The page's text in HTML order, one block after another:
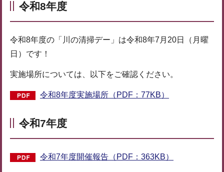
令和8年度
令和8年度の「川の清掃デー」は令和8年7月20日（月曜
日）です！
実施場所については、以下をご確認ください。
令和8年度実施場所（PDF：77KB）
令和7年度
令和7年度開催報告（PDF：363KB）